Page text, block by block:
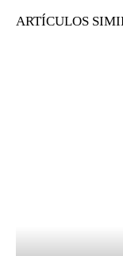
ARTÍCULOS